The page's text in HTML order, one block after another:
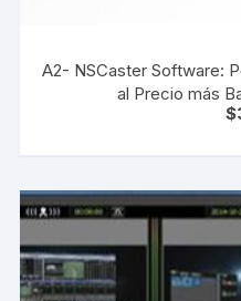
A2- NSCaster Software:
al Precio más
$